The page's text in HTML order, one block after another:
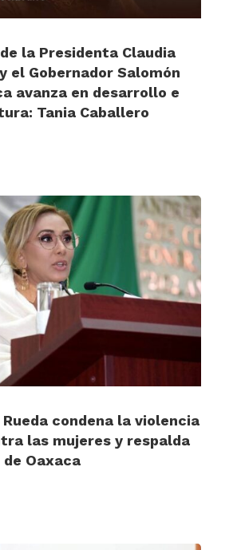
la Presidenta Claudia
el Gobernador Salomón
avanza en desarrollo e
Tania Caballero
condena la violencia
las mujeres y respalda
Oaxaca